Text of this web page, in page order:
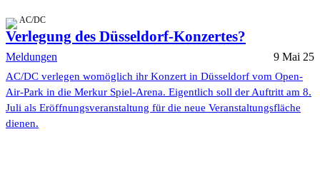
AC/DC
Verlegung des Düsseldorf-Konzertes?
Meldungen 9 Mai 25
AC/DC verlegen womöglich ihr Konzert in Düsseldorf vom Open-
Air-Park in die Merkur Spiel-Arena. Eigentlich soll der Auftritt am 8.
Juli als Eröffnungsveranstaltung für die neue Veranstaltungsfläche
dienen.